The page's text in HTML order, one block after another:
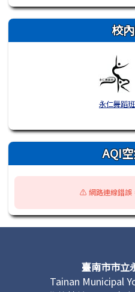
校
永仁舞蹈班
AQI
⚠️ 網路連線錯誤
臺南市市立
Tainan Municipal